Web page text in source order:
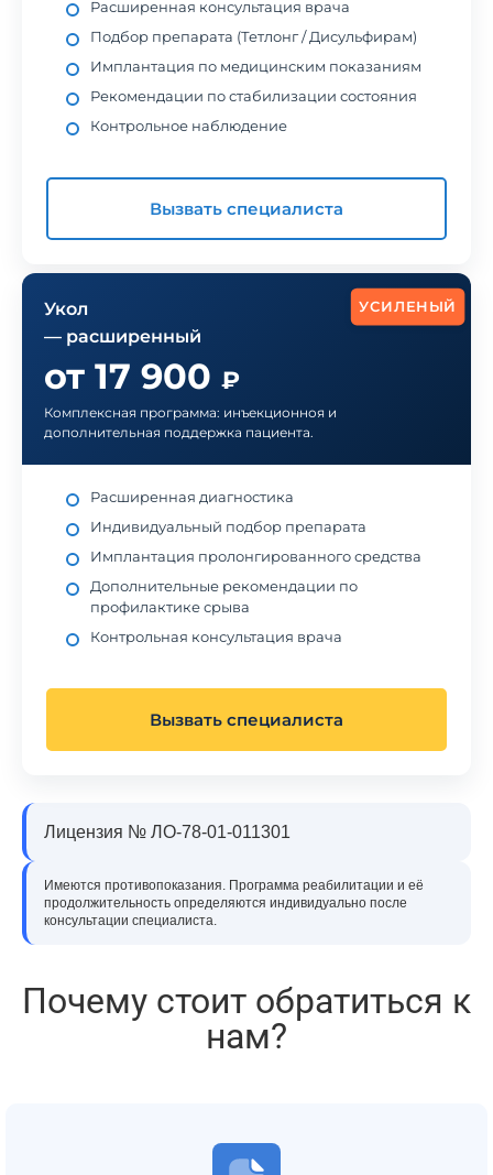
Расширенная консультация врача
Подбор препарата (Тетлонг / Дисульфирам)
Имплантация по медицинским показаниям
Рекомендации по стабилизации состояния
Контрольное наблюдение
Вызвать специалиста
УСИЛЕНЫЙ
Укол
— расширенный
от 17 900 ₽
Комплексная программа: инъекционноя и
дополнительная поддержка пациента.
Расширенная диагностика
Индивидуальный подбор препарата
Имплантация пролонгированного средства
Дополнительные рекомендации по
профилактике срыва
Контрольная консультация врача
Вызвать специалиста
Лицензия № ЛО-78-01-011301
Имеются противопоказания. Программа реабилитации и её
продолжительность определяются индивидуально после
консультации специалиста.
Почему стоит обратиться к
нам?